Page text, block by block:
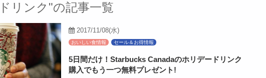
リンク"の記事一覧
2017/11/08(水)
おいしい食情報 セール＆お得情報
5日間だけ！Starbucks Canadaのホリデードリンク
購入でもう一つ無料プレゼント!